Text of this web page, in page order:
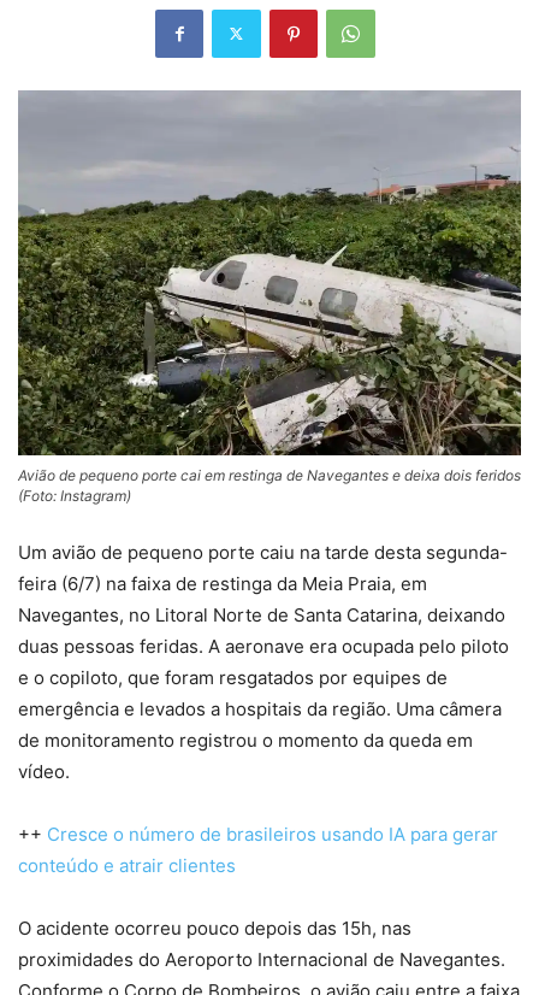
Avião de pequeno porte cai em restinga de Navegantes e deixa dois feridos
(Foto: Instagram)
Um avião de pequeno porte caiu na tarde desta segunda-
feira (6/7) na faixa de restinga da Meia Praia, em
Navegantes, no Litoral Norte de Santa Catarina, deixando
duas pessoas feridas. A aeronave era ocupada pelo piloto
e o copiloto, que foram resgatados por equipes de
emergência e levados a hospitais da região. Uma câmera
de monitoramento registrou o momento da queda em
vídeo.
++ Cresce o número de brasileiros usando IA para gerar
conteúdo e atrair clientes
O acidente ocorreu pouco depois das 15h, nas
proximidades do Aeroporto Internacional de Navegantes.